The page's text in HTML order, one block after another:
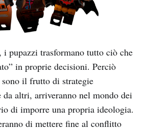
, i pupazzi trasformano tutto ciò che
in proprie decisioni. Perciò
il frutto di strategie
altri, arriveranno nel mondo dei
di imporre una propria ideologia.
di mettere fine al conflitto